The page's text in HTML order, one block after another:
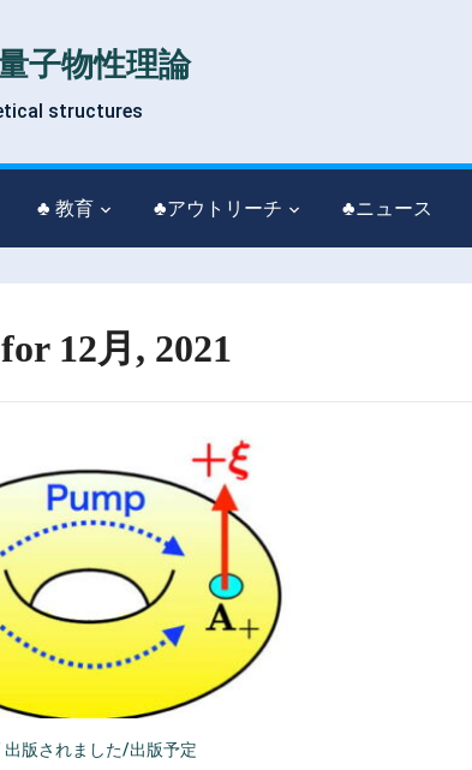
子物性理論
structures
♣ 教育 ♣アウトリーチ ♣ニュース
12月, 2021
出版されました/出版予定